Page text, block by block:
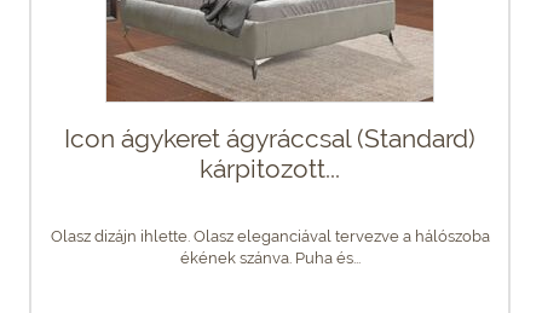
Icon ágykeret ágyráccsal (Standard)
kárpitozott...
Olasz dizájn ihlette. Olasz eleganciával tervezve a hálószoba
ékének szánva. Puha és...